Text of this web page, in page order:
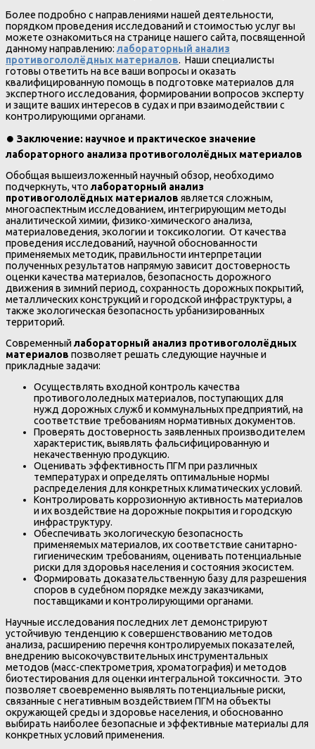
Более подробно с направлениями нашей деятельности,
порядком проведения исследований и стоимостью услуг вы
можете ознакомиться на странице нашего сайта, посвященной
данному направлению: лабораторный анализ
противогололёдных материалов. Наши специалисты
готовы ответить на все ваши вопросы и оказать
квалифицированную помощь в подготовке материалов для
экспертного исследования, формировании вопросов эксперту
и защите ваших интересов в судах и при взаимодействии с
контролирующими органами.
⏺️ Заключение: научное и практическое значение
лабораторного анализа противогололёдных материалов
Обобщая вышеизложенный научный обзор, необходимо
подчеркнуть, что лабораторный анализ
противогололёдных материалов является сложным,
многоаспектным исследованием, интегрирующим методы
аналитической химии, физико-химического анализа,
материаловедения, экологии и токсикологии. От качества
проведения исследований, научной обоснованности
применяемых методик, правильности интерпретации
полученных результатов напрямую зависит достоверность
оценки качества материалов, безопасность дорожного
движения в зимний период, сохранность дорожных покрытий,
металлических конструкций и городской инфраструктуры, а
также экологическая безопасность урбанизированных
территорий.
Современный лабораторный анализ противогололёдных
материалов позволяет решать следующие научные и
прикладные задачи:
Осуществлять входной контроль качества
противогололедных материалов, поступающих для
нужд дорожных служб и коммунальных предприятий, на
соответствие требованиям нормативных документов.
Проверять достоверность заявленных производителем
характеристик, выявлять фальсифицированную и
некачественную продукцию.
Оценивать эффективность ПГМ при различных
температурах и определять оптимальные нормы
распределения для конкретных климатических условий.
Контролировать коррозионную активность материалов
и их воздействие на дорожные покрытия и городскую
инфраструктуру.
Обеспечивать экологическую безопасность
применяемых материалов, их соответствие санитарно-
гигиеническим требованиям, оценивать потенциальные
риски для здоровья населения и состояния экосистем.
Формировать доказательственную базу для разрешения
споров в судебном порядке между заказчиками,
поставщиками и контролирующими органами.
Научные исследования последних лет демонстрируют
устойчивую тенденцию к совершенствованию методов
анализа, расширению перечня контролируемых показателей,
внедрению высокочувствительных инструментальных
методов (масс-спектрометрия, хроматография) и методов
биотестирования для оценки интегральной токсичности. Это
позволяет своевременно выявлять потенциальные риски,
связанные с негативным воздействием ПГМ на объекты
окружающей среды и здоровье населения, и обоснованно
выбирать наиболее безопасные и эффективные материалы для
конкретных условий применения.